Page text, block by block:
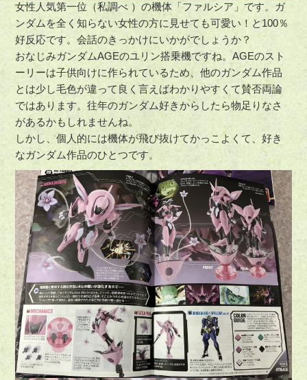
女性人気第一位（私調べ ）の機体「ファルシア」です。ガ
ンダムを全く知らない女性の方に見せても可愛い！と100％
好反応です。会話のきっかけにいかがでしょうか？
おなじみガンダムAGEのユリン搭乗機ですね。AGEのスト
ーリーは子供向けに作られているため、他のガンダム作品
とは少し毛色が違って良く言えばわかりやすくて賛否両論
ではあります。往年のガンダム好きからしたら物足りなさ
があるかもしれませんね。
しかし、個人的には機体が飛び抜けてかっこよくて、好き
なガンダム作品のひとつです。